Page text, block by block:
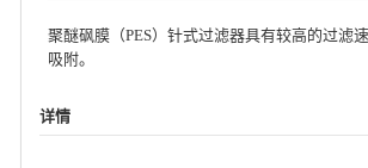
聚醚砜膜（PES）针式过滤器具有较高的过滤
吸附。
详情